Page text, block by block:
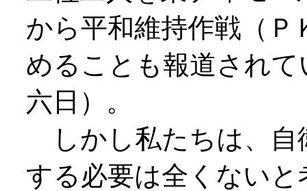
から平和維持作戦（
めることも報道され
六日）。
しかし私たちは、自
する必要は全くない